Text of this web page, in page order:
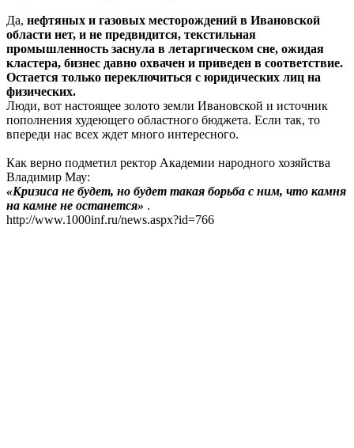
Да, нефтяных и газовых месторождений в Ивановской
области нет, и не предвидится, текстильная
промышленность заснула в летаргическом сне, ожидая
кластера, бизнес давно охвачен и приведен в соответствие.
Остается только переключиться с юридических лиц на
физических.
Люди, вот настоящее золото земли Ивановской и источник
пополнения худеющего областного бюджета. Если так, то
впереди нас всех ждет много интересного.
Как верно подметил ректор Академии народного хозяйства
Владимир Мау:
«Кризиса не будет, но будет такая борьба с ним, что камня
на камне не останется» .
http://www.1000inf.ru/news.aspx?id=766